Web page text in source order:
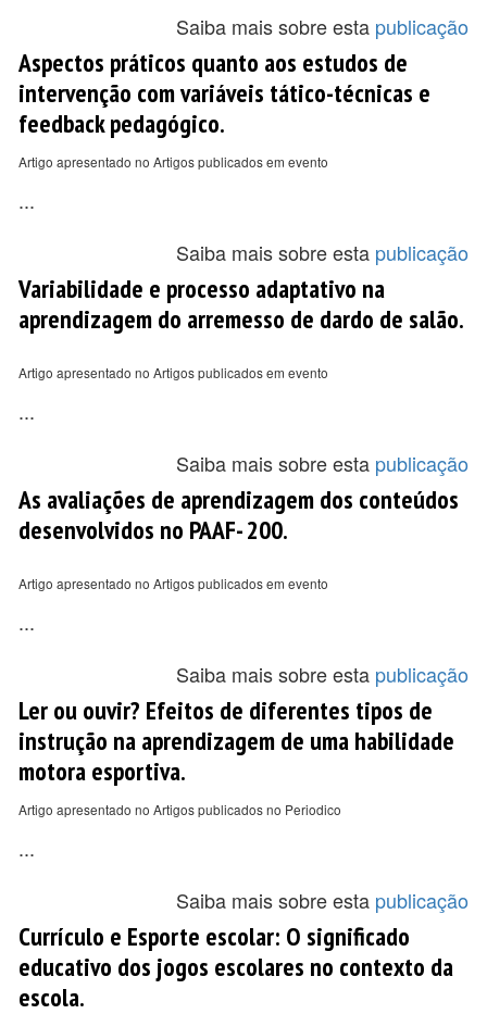
Saiba mais sobre esta publicação
Aspectos práticos quanto aos estudos de
intervenção com variáveis tático-técnicas e
feedback pedagógico.
Artigo apresentado no Artigos publicados em evento
...
Saiba mais sobre esta publicação
Variabilidade e processo adaptativo na
aprendizagem do arremesso de dardo de salão.
Artigo apresentado no Artigos publicados em evento
...
Saiba mais sobre esta publicação
As avaliações de aprendizagem dos conteúdos
desenvolvidos no PAAF- 200.
Artigo apresentado no Artigos publicados em evento
...
Saiba mais sobre esta publicação
Ler ou ouvir? Efeitos de diferentes tipos de
instrução na aprendizagem de uma habilidade
motora esportiva.
Artigo apresentado no Artigos publicados no Periodico
...
Saiba mais sobre esta publicação
Currículo e Esporte escolar: O significado
educativo dos jogos escolares no contexto da
escola.